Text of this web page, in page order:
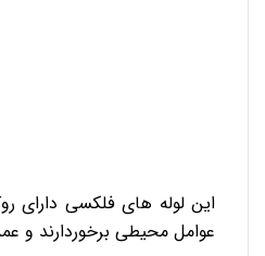
عوامل محیطی برخوردارند و